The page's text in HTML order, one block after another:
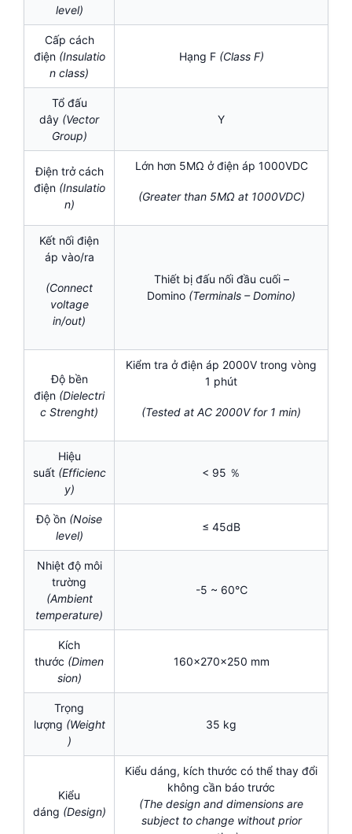
level)
Cấp cách
điện (Insulatio
n class)
Hạng F (Class F)
Tổ đấu
dây (Vector
Group)
Y
Điện trở cách
điện (Insulatio
n)
Lớn hơn 5MΩ ở điện áp 1000VDC
(Greater than 5MΩ at 1000VDC)
Kết nối điện
áp vào/ra
(Connect
voltage
in/out)
Thiết bị đấu nối đầu cuối –
Domino (Terminals – Domino)
Độ bền
điện (Dielectri
c Strenght)
Kiểm tra ở điện áp 2000V trong vòng
1 phút
(Tested at AC 2000V for 1 min)
Hiệu
suất (Efficienc
y)
< 95 ％
Độ ồn (Noise
level)
≤ 45dB
Nhiệt độ môi
trường
(Ambient
temperature)
-5 ~ 60℃
Kích
thước (Dimen
sion)
160x270x250 mm
Trọng
lượng (Weight
)
35 kg
Kiểu
dáng (Design)
Kiểu dáng, kích thước có thể thay đổi
không cần báo trước
(The design and dimensions are
subject to change without prior